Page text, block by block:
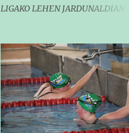
LIGAKO LEHEN JARDUNALDIAN
sailkapen lortu genituen Pasa den
larunbatean taldeko igerilariak
Andoaingo Allurralden izan ziren
lehian, denboraldiko eta Neguko
Ligako lehen jardunaldian parte
hartzen. Bertan gure taldeko 16